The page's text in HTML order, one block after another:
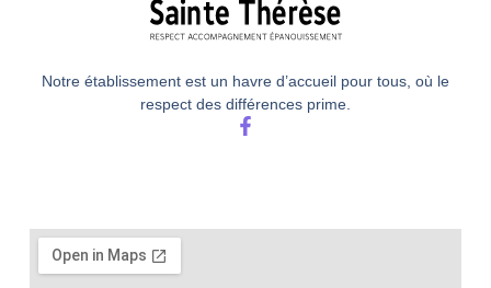
Notre établissement est un havre d’accueil pour tous, où le
respect des différences prime.